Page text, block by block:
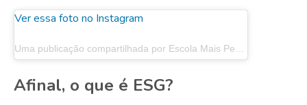
Ver essa foto no Instagram
Afinal, o que é ESG?